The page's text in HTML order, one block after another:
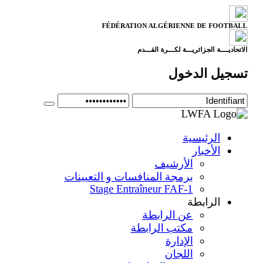
FÉDÉRATION ALGÉRIENNE DE FOOTBALL
الاتحاديــــة الجزائريـــة لكـــرة القـــدم
تسجيل الدخول
الرئيسية
الأخبار
الأرشيف
برمجة المنافسات و التعيينات
Stage Entraîneur FAF-1
الرابطة
عن الرابطة
مكتب الرابطة
الإدارة
اللجان